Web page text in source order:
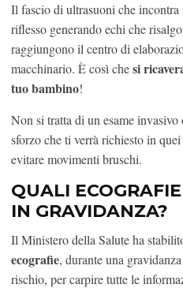
Il fascio di ultrasuoni che incontra
riflesso generando echi che
raggiungono il centro di
macchinario. È così chesi
tuo bambino!
Non si tratta di un esame
sforzo che ti verrà richiesto in
evitare movimenti bruschi.
QUALI
IN GRAVIDANZA?
Il Ministero della Salute ha
ecografie, durante una
rischio, per carpire tutte le